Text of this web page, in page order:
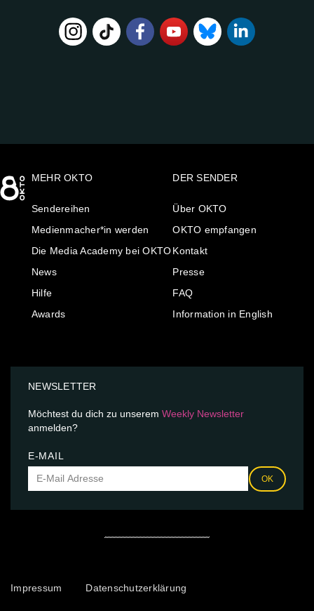
MEHR OKTO
Sendereihen
Medienmacher*in werden
Die Media Academy bei OKTO
News
Hilfe
Awards
DER SENDER
Über OKTO
OKTO empfangen
Kontakt
Presse
FAQ
Information in English
NEWSLETTER
Möchtest du dich zu unserem Weekly Newsletter
anmelden?
E-MAIL
OK
Impressum Datenschutzerklärung